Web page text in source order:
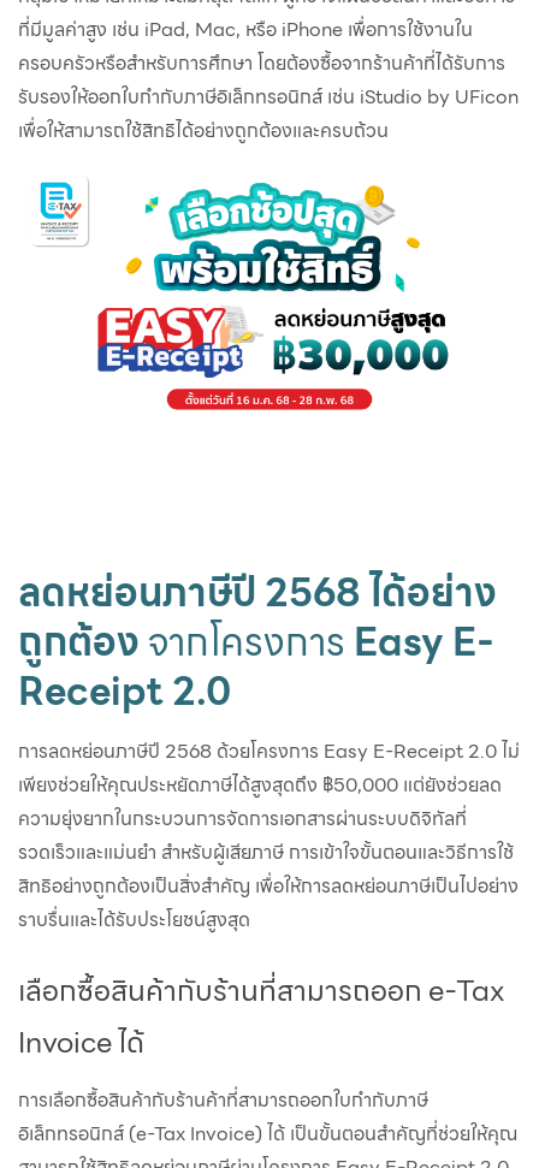
ที่มีมูลค่าสูง เช่น iPad, Mac, หรือ iPhone เพื่อการใช้งานใน
ครอบครัวหรือสำหรับการศึกษา โดยต้องซื้อจากร้านค้าที่ได้รับการ
รับรองให้ออกใบกำกับภาษีอิเล็กทรอนิกส์ เช่น iStudio by UFicon
เพื่อให้สามารถใช้สิทธิได้อย่างถูกต้องและครบถ้วน
ลดหย่อนภาษีปี 2568 ได้อย่าง
ถูกต้องจากโครงการ Easy E-
Receipt 2.0
การลดหย่อนภาษีปี 2568 ด้วยโครงการ Easy E-Receipt 2.0 ไม่
เพียงช่วยให้คุณประหยัดภาษีได้สูงสุดถึง ฿50,000 แต่ยังช่วยลด
ความยุ่งยากในกระบวนการจัดการเอกสารผ่านระบบดิจิทัลที่
รวดเร็วและแม่นยำ สำหรับผู้เสียภาษี การเข้าใจขั้นตอนและวิธีการใช้
สิทธิอย่างถูกต้องเป็นสิ่งสำคัญ เพื่อให้การลดหย่อนภาษีเป็นไปอย่าง
ราบรื่นและได้รับประโยชน์สูงสุด
เลือกซื้อสินค้ากับร้านที่สามารถออก e-Tax
Invoice ได้
การเลือกซื้อสินค้ากับร้านค้าที่สามารถออกใบกำกับภาษี
อิเล็กทรอนิกส์ (e-Tax Invoice) ได้ เป็นขั้นตอนสำคัญที่ช่วยให้คุณ